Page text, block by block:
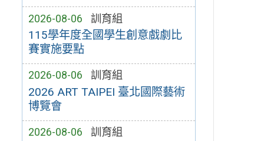
2026-08-06 訓育組
115學年度全國學生創意戲劇比
賽實施要點
2026-08-06 訓育組
2026 ART TAIPEI 臺北國際藝術
博覽會
2026-08-06 訓育組